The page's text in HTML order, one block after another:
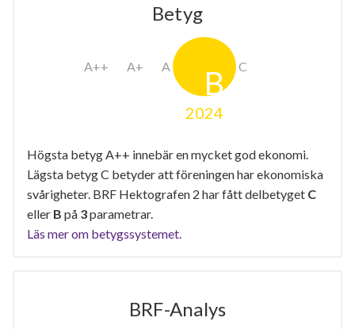
Betyg
2024
Högsta betyg A++ innebär en mycket god ekonomi.
Lägsta betyg C betyder att föreningen har ekonomiska
svårigheter. BRF Hektografen 2 har fått delbetyget C
eller B på 3parametrar.
Läs mer om betygssystemet.
BRF-Analys